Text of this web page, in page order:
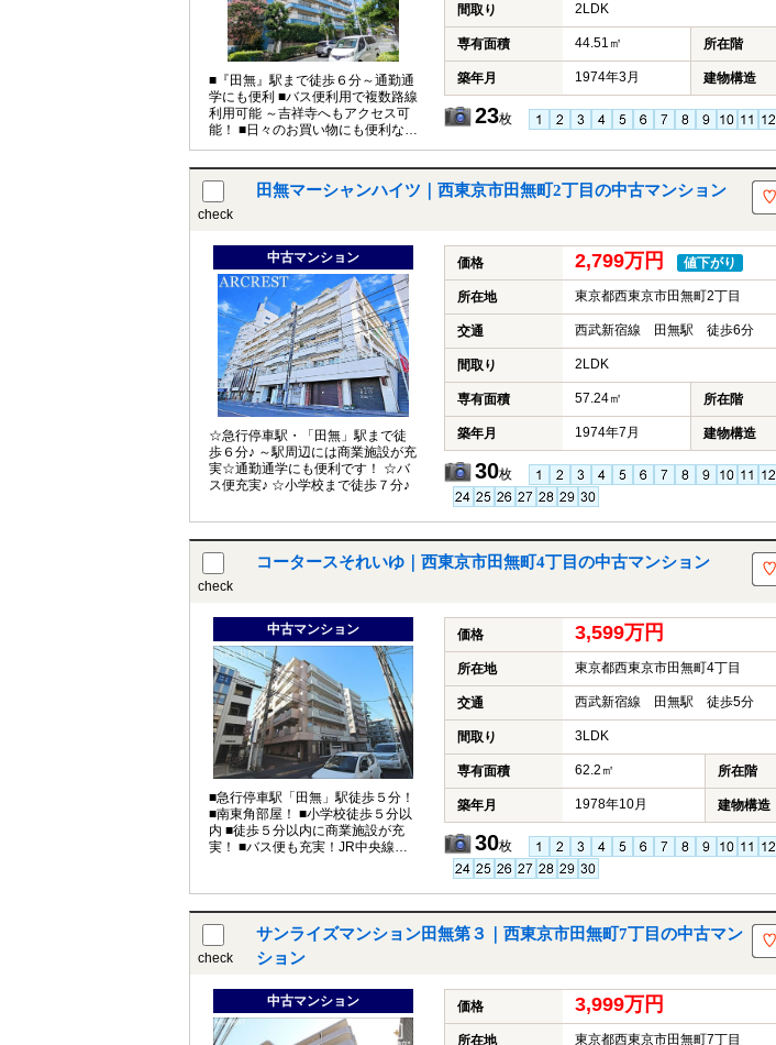
■『田無』駅まで徒歩６分～通勤通
学にも便利 ■バス便利用で複数路線
利用可能 ～吉祥寺へもアクセス可
能！ ■日々のお買い物にも便利な商
業施設が充実の立地
間取り 2LDK
専有面積 44.51㎡ 所在階
築年月 1974年3月 建物構造
23枚
check
田無マーシャンハイツ｜西東京市田無町2丁目の中古マンション
中古マンション
☆急行停車駅・「田無」駅まで徒
歩６分♪ ～駅周辺には商業施設が充
実☆通勤通学にも便利です！ ☆バ
ス便充実♪ ☆小学校まで徒歩７分♪
価格 2,799万円 値下がり
所在地 東京都西東京市田無町2丁目
交通 西武新宿線 田無駅 徒歩6分
間取り 2LDK
専有面積 57.24㎡ 所在階
築年月 1974年7月 建物構造
30枚
check
コータースそれいゆ｜西東京市田無町4丁目の中古マンション
中古マンション
■急行停車駅「田無」駅徒歩５分！
■南東角部屋！ ■小学校徒歩５分以
内 ■徒歩５分以内に商業施設が充
実！ ■バス便も充実！JR中央線駅
価格 3,599万円
所在地 東京都西東京市田無町4丁目
交通 西武新宿線 田無駅 徒歩5分
間取り 3LDK
専有面積 62.2㎡ 所在階
築年月 1978年10月 建物構造
30枚
check
サンライズマンション田無第３｜西東京市田無町7丁目の中古マン
ション
中古マンション 価格 3,999万円
所在地 東京都西東京市田無町7丁目